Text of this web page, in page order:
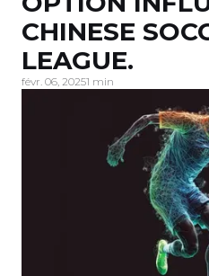
CHINESE
LEAGUE.
févr. 06, 20251 min